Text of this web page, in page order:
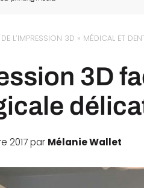
L’IMPRESSION 3D » MÉDICAL ET
3D
2017 par Mélanie Wallet